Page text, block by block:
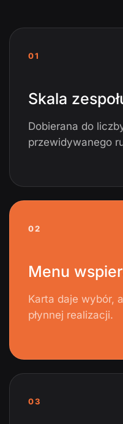
01
Skala
Dobierana do
przewidywanego
02
Menu
Karta daje wybór,
płynnej realizacji.
03